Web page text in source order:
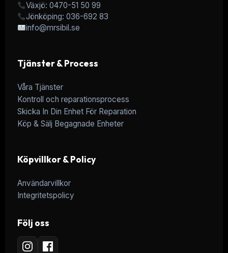
Växjö: 0470-51 50 99
Jönköping: 036-692 83
info@mrsibil.se
Tjänster & Process
Våra Tjänster
Kontroll och reparationsprocess
Skicka In Din Enhet För Reparation
Köp & Sälj Begagnade Enheter
Köpvillkor & Policy
Användarvillkor
Integritetspolicy
Följ oss